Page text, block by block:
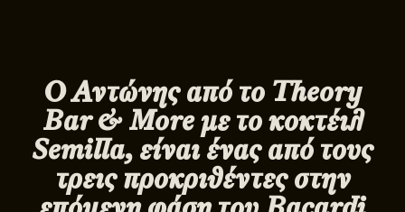
Ο Αντώνης από το Theory
Bar&Moreμε το κοκτέιλ
Semilla, είναι ένας από τους
τρεις προκριθέντες στην